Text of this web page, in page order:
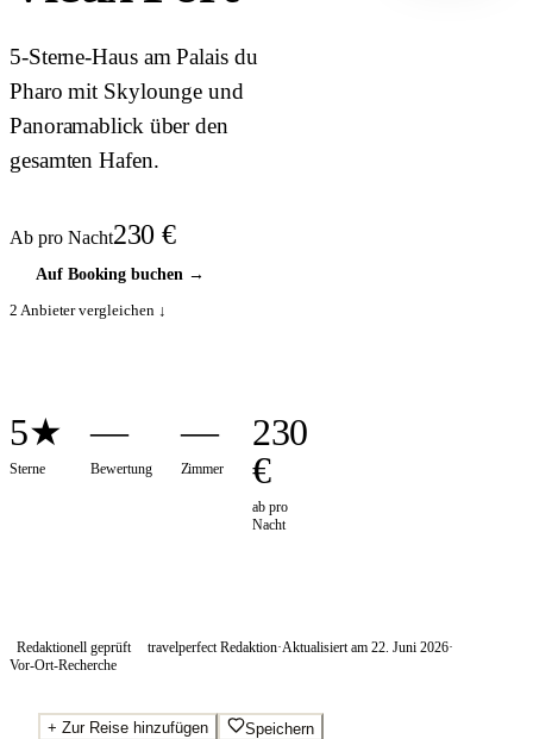
5-Sterne-Haus am Palais du
Pharo mit Skylounge und
Panoramablick über den
gesamten Hafen.
Ab pro Nacht230 €
Auf Booking buchen→
2 Anbieter vergleichen ↓
5★
Sterne
—
Bewertung
—
Zimmer
230
€
ab pro
Nacht
Redaktionell geprüft travelperfect Redaktion·Aktualisiert am 22. Juni 2026·
Vor-Ort-Recherche
+ Zur Reise hinzufügen Speichern